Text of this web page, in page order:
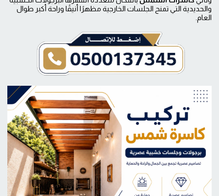
والحديدية التي تمنح الجلسات الخارجية مظهرًا أنيقًا وراحة أكبر طوال
العام.